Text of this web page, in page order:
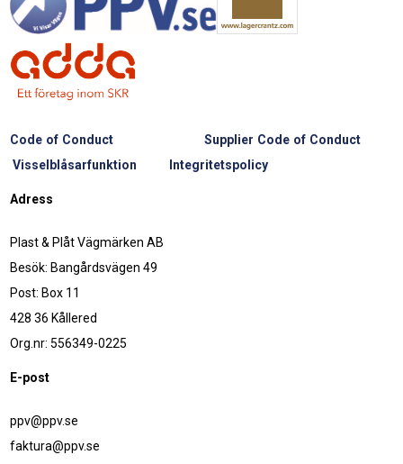
Code of Conduct
Supplier Code of Conduct
Visselblåsarfunktion
Integritetspolicy
Adress
Plast & Plåt Vägmärken AB
Besök: Bangårdsvägen 49
Post: Box 11
428 36 Kållered
Org.nr: 556349-0225
E-post
ppv@ppv.se
faktura@ppv.se